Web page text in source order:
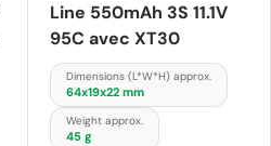
Line 550mAh 3S 11.1V
95C avec XT30
Dimensions (L*W*H) approx.
64x19x22 mm
Weight approx.
45 g